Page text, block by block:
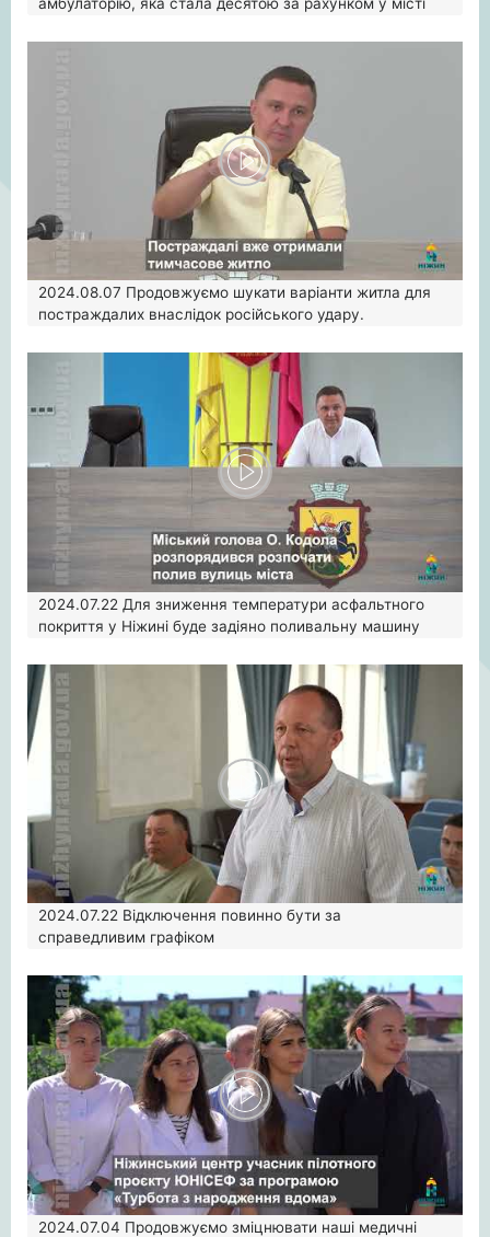
2024.08.07 Продовжуємо шукати варіанти житла для
постраждалих внаслідок російського удару.
2024.07.22 Для зниження температури асфальтного
покриття у Ніжині буде задіяно поливальну машину
2024.07.22 Відключення повинно бути за
справедливим графіком
2024.07.04 Продовжуємо зміцнювати наші медичні